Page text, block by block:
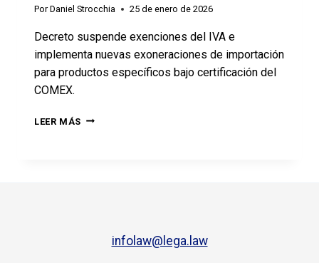
Por Daniel Strocchia 25 de enero de 2026
Decreto suspende exenciones del IVA e
implementa nuevas exoneraciones de importación
para productos específicos bajo certificación del
COMEX.
LEER MÁS
infolaw@lega.law